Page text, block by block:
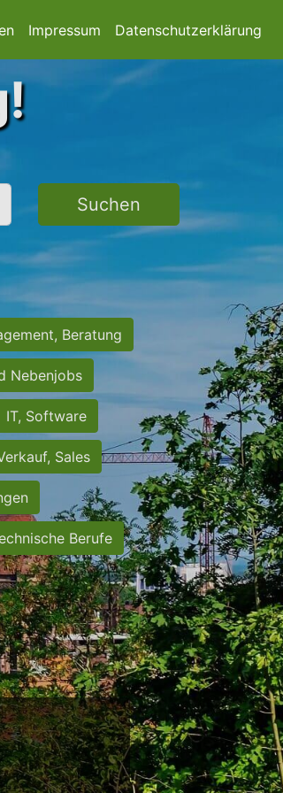
Impressum Datenschutzerklärung
Suchen
Beratung
Nebenjobs
IT, Software
Sales
Berufe